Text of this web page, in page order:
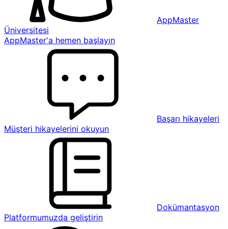
AppMaster
Üniversitesi
AppMaster'a hemen başlayın
Başarı hikayeleri
Müşteri hikayelerini okuyun
Dokümantasyon
Platformumuzda geliştirin